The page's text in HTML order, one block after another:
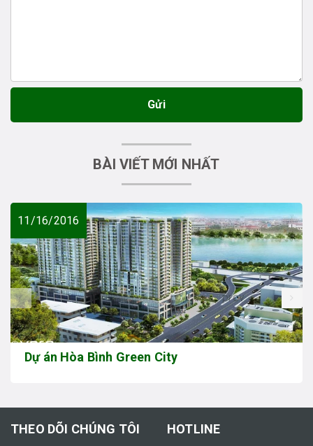
Gửi
BÀI VIẾT MỚI NHẤT
11/16/2016
Dự án Hòa Bình Green City
prev
THEO DÕI CHÚNG TÔI HOTLINE